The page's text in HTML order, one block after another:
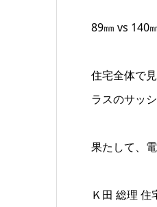
89㎜ vs 140
住宅全体で
ラスのサッ
果たして、
Ｋ田 総理